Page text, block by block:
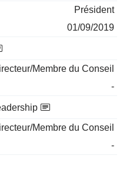
Président
01/09/2019
Membre du Conseil
-
Membre du Conseil
-